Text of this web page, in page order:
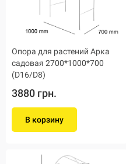
Опора для растений Арка
садовая 2700*1000*700
(D16/D8)
3880 грн.
В корзину